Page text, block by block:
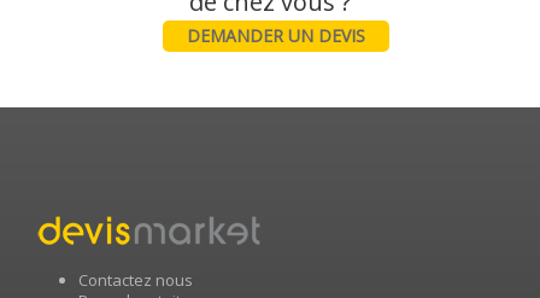
DEMANDER UN DEVIS
Contactez nous